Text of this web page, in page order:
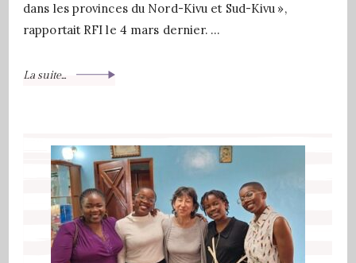
dans les provinces du Nord-Kivu et Sud-Kivu »,
rapportait RFI le 4 mars dernier. …
La suite...